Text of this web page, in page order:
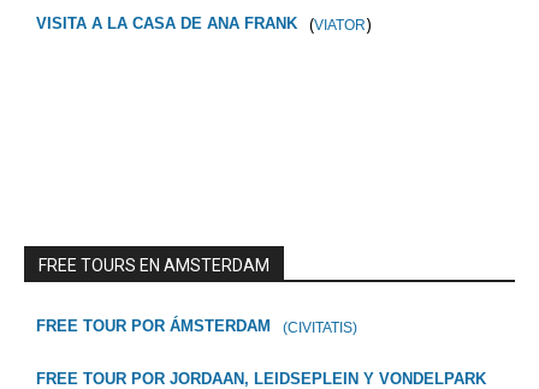
VISITA A LA CASA DE ANA FRANK (VIATOR)
FREE TOURS EN AMSTERDAM
FREE TOUR POR ÁMSTERDAM (CIVITATIS)
FREE TOUR POR JORDAAN, LEIDSEPLEIN Y VONDELPARK